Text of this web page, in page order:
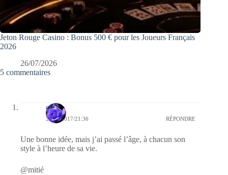
Jeton Rouge Casino : Bonus 500 € pour les Joueurs Français
2026
26/07/2026
5 commentaires
covix
23/01/2017/21:36 RÉPONDRE
Une bonne idée, mais j’ai passé l’âge, à chacun son
style à l’heure de sa vie.
@mitié